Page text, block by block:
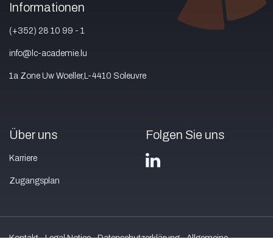
Informationen
(+352) 28 10 99 - 1
info@lc-academie.lu
1a Zone Uw Woeller,L-4410 Soleuvre
Über uns
Karriere
Zugangsplan
Folgen Sie uns